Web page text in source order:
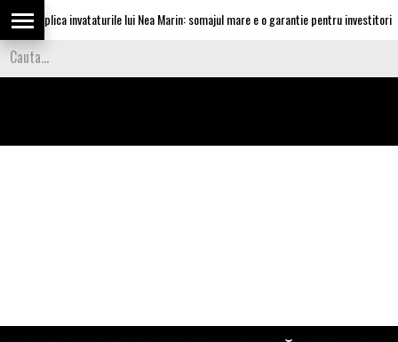
aplica invataturile lui Nea Marin: somajul mare e o garantie pentru investitori